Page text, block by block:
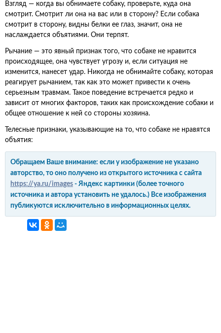
Взгляд — когда вы обнимаете собаку, проверьте, куда она
смотрит. Смотрит ли она на вас или в сторону? Если собака
смотрит в сторону, видны белки ее глаз, значит, она не
наслаждается объятиями. Они терпят.
Рычание — это явный признак того, что собаке не нравится
происходящее, она чувствует угрозу и, если ситуация не
изменится, нанесет удар. Никогда не обнимайте собаку, которая
реагирует рычанием, так как это может привести к очень
серьезным травмам. Такое поведение встречается редко и
зависит от многих факторов, таких как происхождение собаки и
общее отношение к ней со стороны хозяина.
Телесные признаки, указывающие на то, что собаке не нравятся
объятия:
Обращаем Ваше внимание: если у изображение не указано
авторство, то оно получено из открытого источника с сайта
https://ya.ru/images - Яндекс картинки (более точного
источника и автора установить не удалось.) Все изображения
публикуются исключительно в информационных целях.